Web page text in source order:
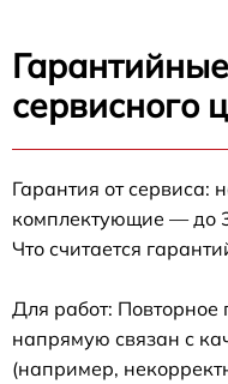
сервисного
Гарантия от сервиса:
комплектующие — до
Что считается
Для работ: Повторное
напрямую связан с
(например,